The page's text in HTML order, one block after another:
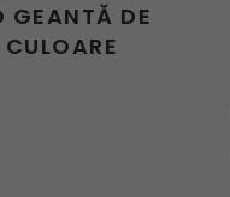
GEANTĂ DE